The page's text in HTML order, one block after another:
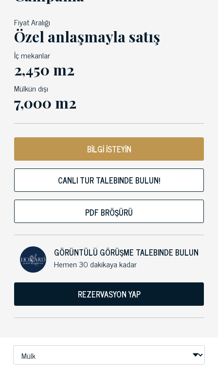
Fiyat Aralığı
Özel anlaşmayla satış
İç mekanlar
2,450 m2
Mülkün dışı
7,000 m2
BİLGİ İSTEYİN
CANLI TUR TALEBINDE BULUN!
PDF BRÖŞÜRÜ
GÖRÜNTÜLÜ GÖRÜŞME TALEBINDE BULUN
Hemen 30 dakikaya kadar
REZERVASYON YAP